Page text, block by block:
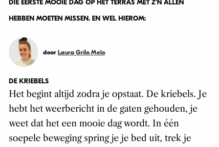
DIE EERSTE MOOIE DAG OP HET TERRAS MET Z’N ALLEN
HEBBEN MOETEN MISSEN. EN WEL HIEROM:
door Laura Grilo Melo
DE KRIEBELS
Het begint altijd zodra je opstaat. De kriebels. Je
hebt het weerbericht in de gaten gehouden, je
weet dat het een mooie dag wordt. In één
soepele beweging spring je je bed uit, trek je